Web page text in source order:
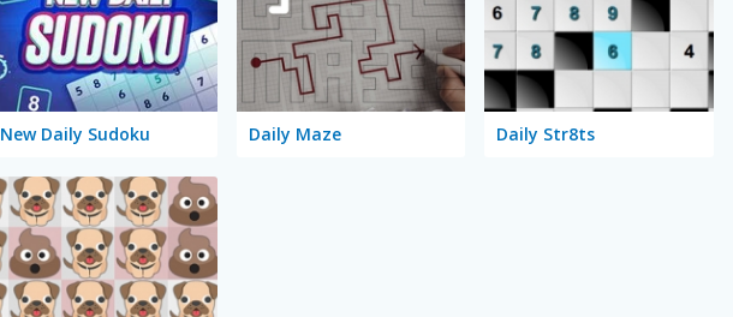
New Daily Sudoku Daily Maze Daily Str8ts